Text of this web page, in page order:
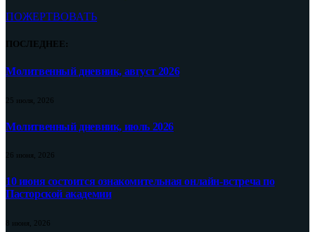
ПОЖЕРТВОВАТЬ
ПОСЛЕДНЕЕ:
Молитвенный дневник, август 2026
25 июля, 2026
Молитвенный дневник, июль 2026
26 июня, 2026
10 июня состоится ознакомительная онлайн-встреча по
Пасторской академии
8 июня, 2026